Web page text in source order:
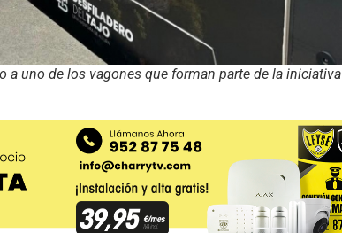
a uno de los vagones que forman parte de la iniciativa